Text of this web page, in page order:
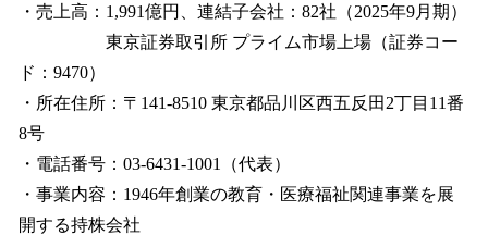
・売上高：1,991億円、連結子会社：82社（2025年9月期）
東京証券取引所 プライム市場上場（証券コー
ド：9470）
・所在住所：〒141-8510 東京都品川区西五反田2丁目11番
8号
・電話番号：03-6431-1001（代表）
・事業内容：1946年創業の教育・医療福祉関連事業を展
開する持株会社